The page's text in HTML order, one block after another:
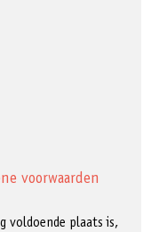
voorwaarden
voldoende plaats is,